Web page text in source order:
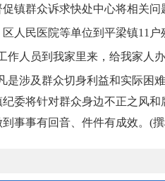
群众诉求快处中心将相关问
民医院等单位到平梁镇11户
人员到我家里来，给我家人办
涉及群众切身利益和实际困难
委将针对群众身边不正之风
事事有回音、件件有成效。(